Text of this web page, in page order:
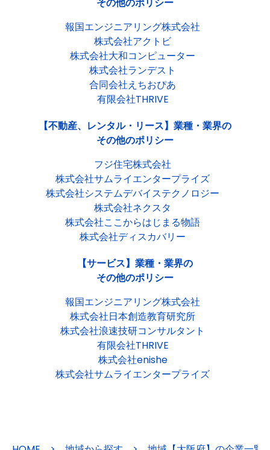
報国エンジニアリング株式会社
株式会社アクトビ
株式会社大和コンピューター
株式会社ランデスト
合同会社えちおぴあ
有限会社THRIVE
【不動産、レンタル・リース】業種・業界の
その他のポリシー
フジ住宅株式会社
株式会社サムライエンタープライズ
株式会社システムデバイステクノロジー
株式会社ネクスタ
株式会社ここからはじまる物語
株式会社ディスカバリー
【サービス】業種・業界の
その他のポリシー
報国エンジニアリング株式会社
株式会社日本創造教育研究所
株式会社浪速技研コンサルタント
有限会社THRIVE
株式会社enishe
株式会社サムライエンタープライズ